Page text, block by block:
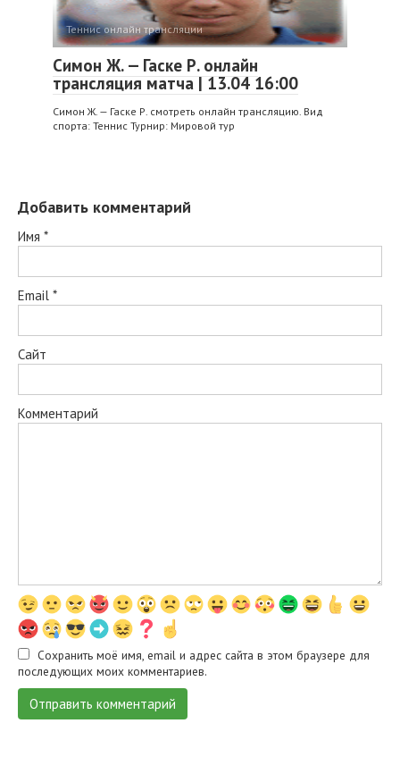
Теннис онлайн трансляции
Симон Ж. — Гаске Р. онлайн
трансляция матча | 13.04 16:00
Симон Ж. — Гаске Р. смотреть онлайн трансляцию. Вид
спорта: Теннис Турнир: Мировой тур
Добавить комментарий
Имя *
Email *
Сайт
Комментарий
Сохранить моё имя, email и адрес сайта в этом браузере для
последующих моих комментариев.